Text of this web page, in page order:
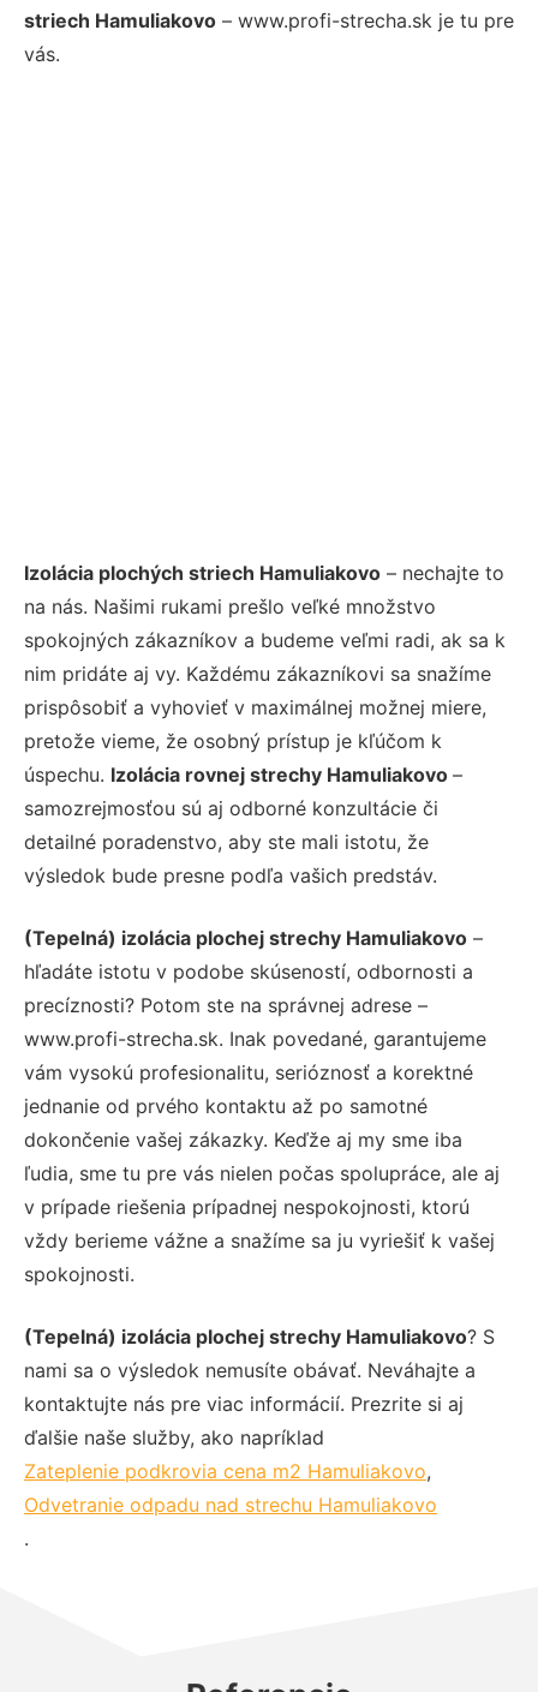
striech Hamuliakovo – www.profi-strecha.sk je tu pre
vás.
Izolácia plochých striech Hamuliakovo – nechajte to
na nás. Našimi rukami prešlo veľké množstvo
spokojných zákazníkov a budeme veľmi radi, ak sa k
nim pridáte aj vy. Každému zákazníkovi sa snažíme
prispôsobiť a vyhovieť v maximálnej možnej miere,
pretože vieme, že osobný prístup je kľúčom k
úspechu. Izolácia rovnej strechy Hamuliakovo –
samozrejmosťou sú aj odborné konzultácie či
detailné poradenstvo, aby ste mali istotu, že
výsledok bude presne podľa vašich predstáv.
(Tepelná) izolácia plochej strechy Hamuliakovo –
hľadáte istotu v podobe skúseností, odbornosti a
precíznosti? Potom ste na správnej adrese –
www.profi-strecha.sk. Inak povedané, garantujeme
vám vysokú profesionalitu, serióznosť a korektné
jednanie od prvého kontaktu až po samotné
dokončenie vašej zákazky. Keďže aj my sme iba
ľudia, sme tu pre vás nielen počas spolupráce, ale aj
v prípade riešenia prípadnej nespokojnosti, ktorú
vždy berieme vážne a snažíme sa ju vyriešiť k vašej
spokojnosti.
(Tepelná) izolácia plochej strechy Hamuliakovo? S
nami sa o výsledok nemusíte obávať. Neváhajte a
kontaktujte nás pre viac informácií. Prezrite si aj
ďalšie naše služby, ako napríklad
Zateplenie podkrovia cena m2 Hamuliakovo,
Odvetranie odpadu nad strechu Hamuliakovo
.